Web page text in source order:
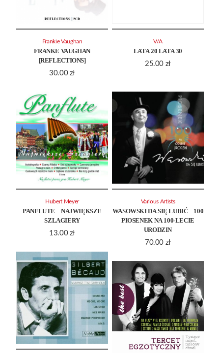
FRANKE VAUGHAN
[REFLECTIONS]
30.00 zł
Frankie Vaughan
LATA 20 LATA 30
25.00 zł
V/A
PANFLUTE – NAJWIĘKSZE
SZLAGIERY
13.00 zł
Hubert Meyer
WASOWSKI DA SIĘ LUBIĆ – 100
PIOSENEK NA 100-LECIE
URODZIN
70.00 zł
Various Artists